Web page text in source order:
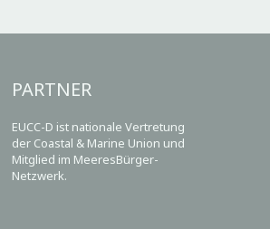
PARTNER
EUCC-D ist nationale Vertretung
der Coastal & Marine Union und
Mitglied im MeeresBürger-
Netzwerk.